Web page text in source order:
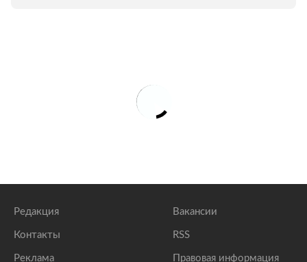
Редакция
Контакты
Реклама
Вакансии
RSS
Правовая информация